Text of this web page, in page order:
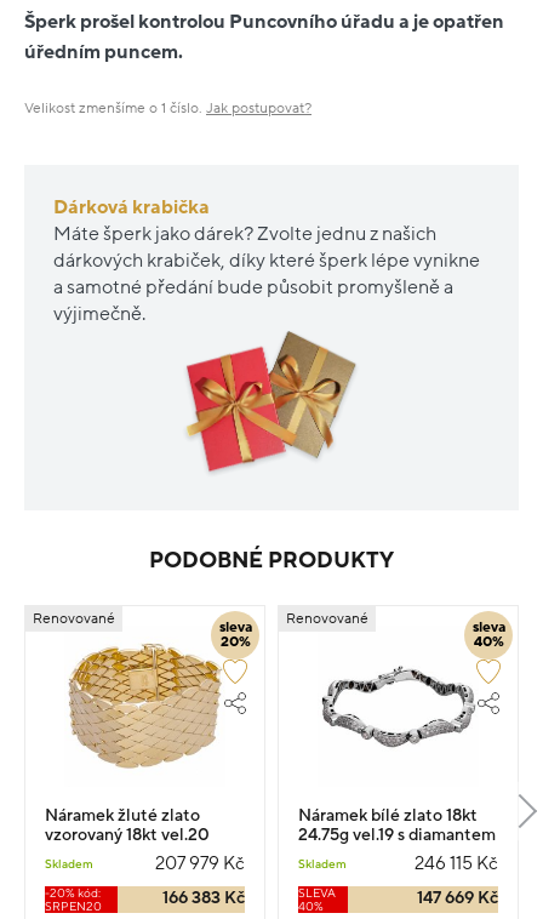
Šperk prošel kontrolou Puncovního úřadu a je opatřen
úředním puncem.
Velikost zmenšíme o 1 číslo. Jak postupovat?
Dárková krabička
Máte šperk jako dárek? Zvolte jednu z našich
dárkových krabiček, díky které šperk lépe vynikne
a samotné předání bude působit promyšleně a
výjimečně.
PODOBNÉ PRODUKTY
sleva
20%
Renovované
Náramek žluté zlato
vzorovaný 18kt vel.20
Skladem 207 979 Kč
-20% kód:
SRPEN20
166 383 Kč
sleva
40%
Renovované
Náramek bílé zlato 18kt
24.75g vel.19 s diamantem
Skladem 246 115 Kč
SLEVA
40%
147 669 Kč